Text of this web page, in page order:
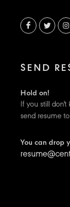
SEND
Hold on!
If you still
send resume
You can drop